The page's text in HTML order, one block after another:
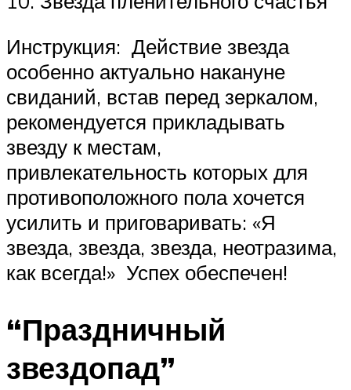
Инструкция: Действие звезда
особенно актуально накануне
свиданий, встав перед зеркалом,
рекомендуется прикладывать
звезду к местам,
привлекательность которых для
противоположного пола хочется
усилить и приговаривать: «Я
звезда, звезда, звезда, неотразима,
как всегда!» Успех обеспечен!
“Праздничный
звездопад”